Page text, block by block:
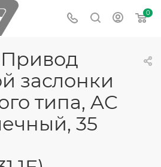
0
Привод
заслонки
типа, AC
35